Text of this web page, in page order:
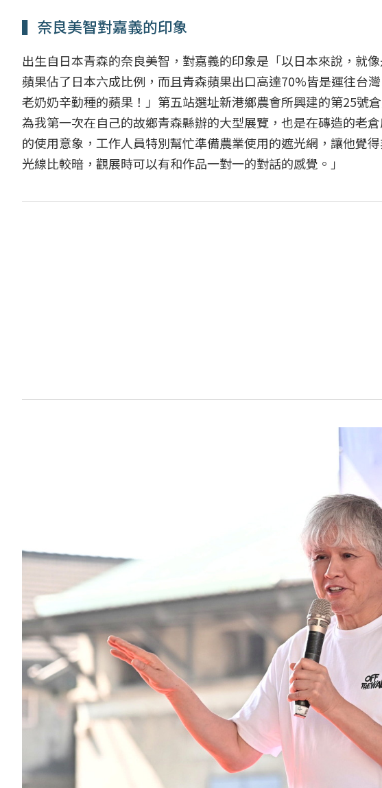
▍奈良美智對嘉義的印象
出生自日本青森的奈良美智，對嘉義的印象是「以日本來說，就
蘋果佔了日本六成比例，而且青森蘋果出口高達70%皆是運往台
老奶奶辛勤種的蘋果！」第五站選址新港鄉農會所興建的第25號
為我第一次在自己的故鄉青森縣辦的大型展覽，也是在磚造的老
的使用意象，工作人員特別幫忙準備農業使用的遮光網，讓他覺
光線比較暗，觀展時可以有和作品一對一的對話的感覺。」